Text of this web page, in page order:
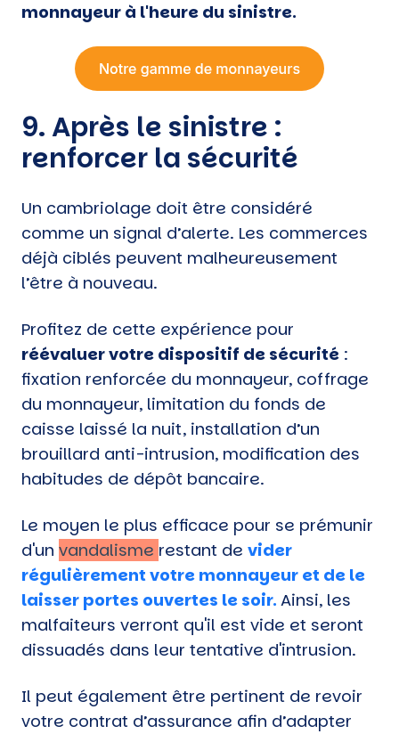
monnayeur à l'heure du sinistre.
9. Après le sinistre :
renforcer la sécurité
Un cambriolage doit être considéré
comme un signal d’alerte. Les commerces
déjà ciblés peuvent malheureusement
l’être à nouveau.
Profitez de cette expérience pour
réévaluer votre dispositif de sécurité :
fixation renforcée du monnayeur, coffrage
du monnayeur, limitation du fonds de
caisse laissé la nuit, installation d’un
brouillard anti-intrusion, modification des
habitudes de dépôt bancaire.
Le moyen le plus efficace pour se prémunir
d'un vandalisme restant de vider
régulièrement votre monnayeur et de le
laisser portes ouvertes le soir. Ainsi, les
malfaiteurs verront qu'il est vide et seront
dissuadés dans leur tentative d'intrusion.
Il peut également être pertinent de revoir
votre contrat d’assurance afin d’adapter